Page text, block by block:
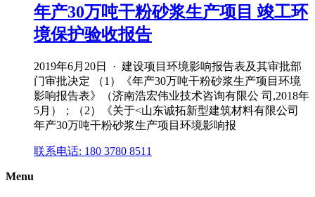
年产30万吨干粉砂浆生产项目 竣工环
境保护验收报告
2019年6月20日 · 建设项目环境影响报告表及其审批部
门审批决定 （1）《年产30万吨干粉砂浆生产项目环境
影响报告表》（济南浩宏伟业技术咨询有限公 司,2018年
5月）；（2）《关于<山东诚拓新型建筑材料有限公司
年产30万吨干粉砂浆生产项目环境影响报
联系电话: 180 3780 8511
Menu